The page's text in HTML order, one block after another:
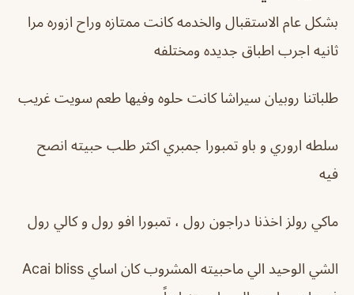
بشكل عام الاستقبال والخدمه كانت ممتازه وراح ازوره مرا
ثانيه اجرب اطباق جديده ومختلفه
طلباتنا روبيان سيراشا كانت حلوه وفيها طعم سويت غريب
سلطه اروري و باو تمبورا جمبري اكثر طلب حبيته انصح
فيه
ماكي رولز اخذنا دراجون رول ، تمبورا افو رول و كالي رول
الشي الوحيد الي ماحبيته المشروب كان اساي Acai bliss